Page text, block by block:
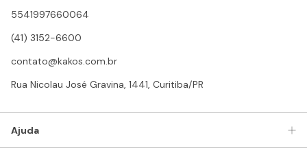
5541997660064
(41) 3152-6600
contato@kakos.com.br
Rua Nicolau José Gravina, 1441, Curitiba/PR
Ajuda